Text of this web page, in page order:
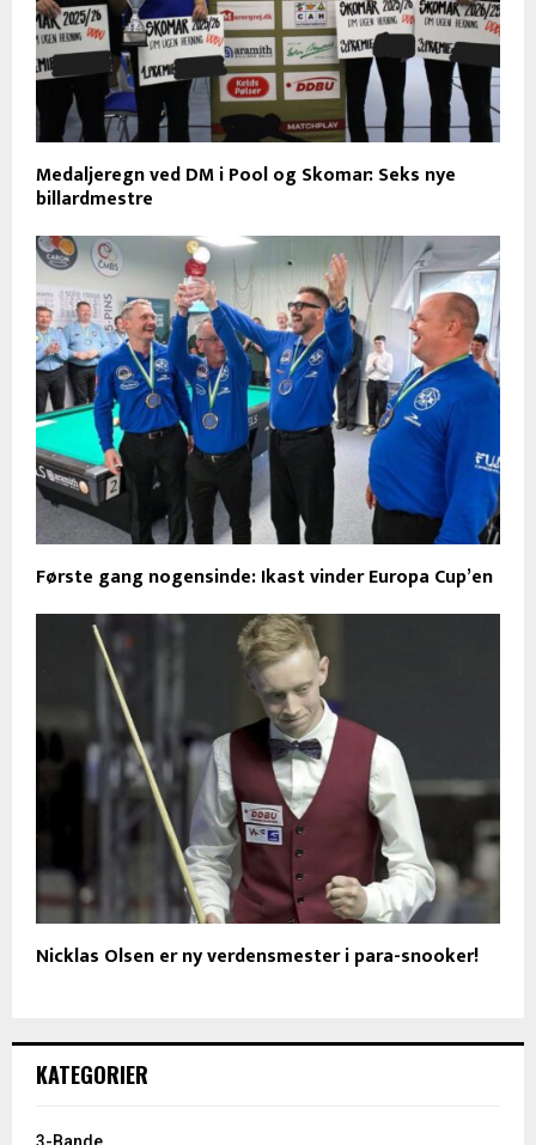
Medaljeregn ved DM i Pool og Skomar: Seks nye
billardmestre
Første gang nogensinde: Ikast vinder Europa Cup’en
Nicklas Olsen er ny verdensmester i para-snooker!
KATEGORIER